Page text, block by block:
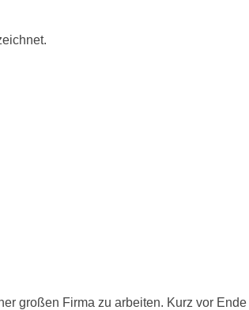
großen Firma zu arbeiten. Kurz vor